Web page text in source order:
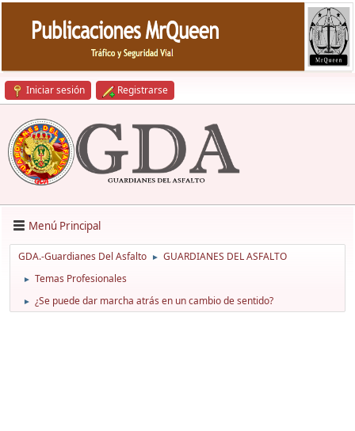
Iniciar sesión Registrarse
Menú Principal
GDA.-Guardianes Del Asfalto ► GUARDIANES DEL ASFALTO
► Temas Profesionales
► ¿Se puede dar marcha atrás en un cambio de sentido?